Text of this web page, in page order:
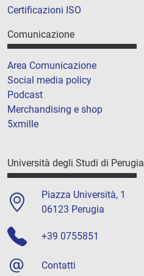
Certificazioni ISO
Comunicazione
Area Comunicazione
Social media policy
Podcast
Merchandising e shop
5xmille
Università degli Studi di Perugia
Piazza Università, 1
06123 Perugia
+39 0755851
Contatti